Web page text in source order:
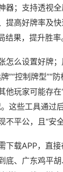
器；支持透视
提高好牌率及
结果，提升胜率
怎么设置好牌
”“控制牌型”“防
他玩家可能存在
这些工具通过
平公，且“安全
下载APP，直接
底、广东鸡平